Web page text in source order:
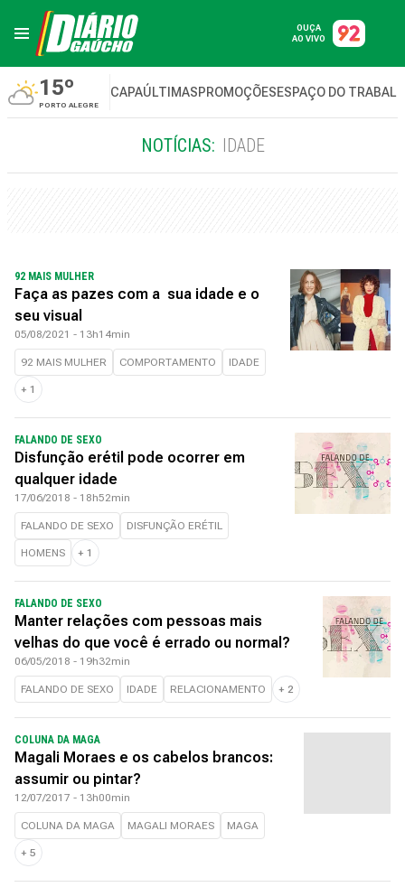
OUÇA
AO VIVO
15º
PORTO ALEGRE
CAPAÚLTIMASPROMOÇÕESESPAÇO DO
NOTÍCIAS: IDADE
92 MAIS MULHER
Faça as pazes com a sua idade e o
seu visual
05/08/2021 - 13h14min
92 MAIS MULHER COMPORTAMENTO IDADE
+ 1
FALANDO DE SEXO
Disfunção erétil pode ocorrer em
qualquer idade
17/06/2018 - 18h52min
FALANDO DE SEXO DISFUNÇÃO ERÉTIL
HOMENS + 1
FALANDO DE SEXO
Manter relações com pessoas mais
velhas do que você é errado ou normal?
06/05/2018 - 19h32min
FALANDO DE SEXO IDADE RELACIONAMENTO + 2
COLUNA DA MAGA
Magali Moraes e os cabelos brancos:
assumir ou pintar?
12/07/2017 - 13h00min
COLUNA DA MAGA MAGALI MORAES MAGA
+ 5